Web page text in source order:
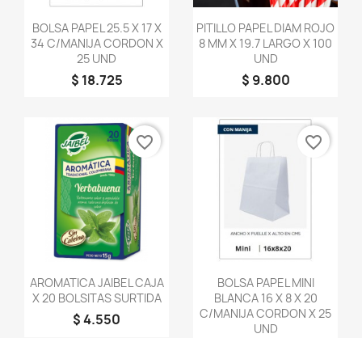
 Vista rápida
BOLSA PAPEL 25.5 X 17 X
34 C/MANIJA CORDON X
25 UND
$ 18.725
Vista rápida
PITILLO PAPEL DIAM ROJO
8 MM X 19.7 LARGO X 100
UND
$ 9.800
Vista rápida
AROMATICA JAIBEL CAJA
X 20 BOLSITAS SURTIDA
$ 4.550
favorite_border
 Vista rápida
BOLSA PAPEL MINI
BLANCA 16 X 8 X 20
C/MANIJA CORDON X 25
UND
favorite_border